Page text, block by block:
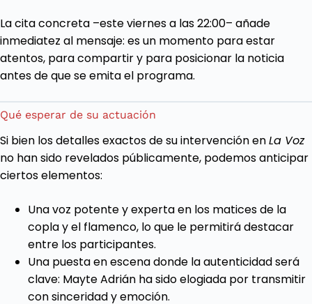
La cita concreta –este viernes a las 22:00– añade
inmediatez al mensaje: es un momento para estar
atentos, para compartir y para posicionar la noticia
antes de que se emita el programa.
Qué esperar de su actuación
Si bien los detalles exactos de su intervención enLa Voz
no han sido revelados públicamente, podemos anticipar
ciertos elementos:
Una voz potente y experta en los matices de la
copla y el flamenco, lo que le permitirá destacar
entre los participantes.
Una puesta en escena donde la autenticidad será
clave: Mayte Adrián ha sido elogiada por transmitir
con sinceridad y emoción.